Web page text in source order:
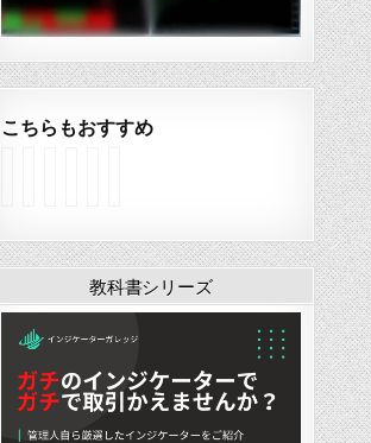
こちらもおすすめ
i
n
e
R
S
A
l
o
Z
o
n
e
s
[
A
T
e
B
a
s
t
P
i
s
H
i
g
a
g
C
h
n
e
l
s
r
s
i
o
a
i
r
V
教科書シリーズ